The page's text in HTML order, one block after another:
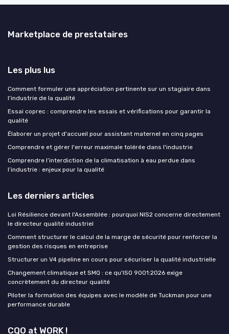
Marketplace de prestataires
Les plus lus
Comment formuler une appréciation pertinente sur un stagiaire dans
l’industrie de la qualité
Essai coprec : comprendre les essais et vérifications pour garantir la
qualité
Élaborer un projet d'accueil pour assistant maternel en cinq pages
Comprendre et gérer l'erreur maximale tolérée dans l'industrie
Comprendre l’interdiction de la climatisation à eau perdue dans
l’industrie : enjeux pour la qualité
Les derniers articles
Loi Résilience devant l'Assemblée : pourquoi NIS2 concerne directement
le directeur qualité industriel
Comment structurer le calcul de la marge de sécurité pour renforcer la
gestion des risques en entreprise
Structurer un V4 pipeline en cours pour sécuriser la qualité industrielle
Changement climatique et SMQ : ce qu'ISO 9001:2026 exige
concrètement du directeur qualité
Piloter la formation des équipes avec le modèle de Tuckman pour une
performance durable
CQO at WORK !